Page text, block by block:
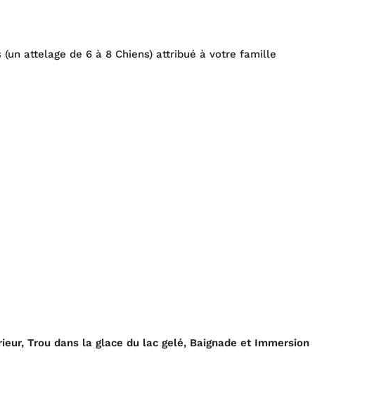
(un attelage de 6 à 8 Chiens) attribué à votre famille
Trou dans la glace du lac gelé, Baignade et Immersion